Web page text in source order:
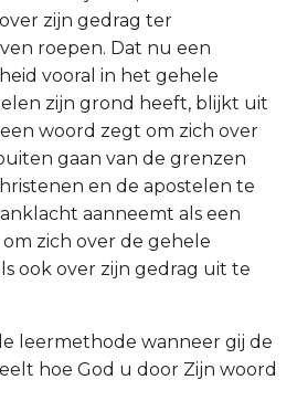
zijn gedrag ter
roepen. Dat nu een
vooral in het gehele
zijn grond heeft, blijkt uit
woord zegt om zich over
gaan van de grenzen
en de apostelen te
aanneemt als een
zich over de gehele
ook over zijn gedrag uit te
leermethode wanneer gij de
hoe God u door Zijn woord